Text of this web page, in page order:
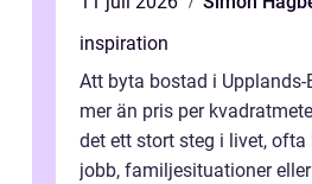
inspiration
Att byta bostad i
mer än pris per
det ett stort steg i livet,
jobb, familjesituationer